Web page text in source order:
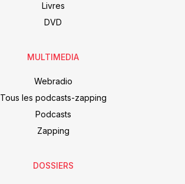
Livres
DVD
MULTIMEDIA
Webradio
Tous les podcasts-zapping
Podcasts
Zapping
DOSSIERS